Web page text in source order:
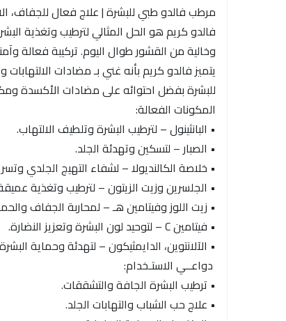
مرطب فالدو طبي للبشرة | علاج فعال للجفاف،
فالدو كريم هو الحل المثالي لترطيب وتغذية
وخالية من القشور طوال اليوم. تركيبة فعالة
يتميز فالدو كريم بأنه غني بـ مضادات
للبشرة بفضل احتوائه على مضادات الأكسدة
المكونات الفعالة:
• البانثينول – لترطيب البشرة وتلطيف الالتهاب.
• الصبار – لتسكين وتهدئة الجلد.
• خلاصة الكالنديولا – لشفاء التهيج الجلدي
• الجلسرين وزيت الزيتون – لترطيب وتغذية
• زيت اللوز وفيتامين هـ – لمحاربة الجفاف
• فيتامين C – لتوحيد لون البشرة وتعزيز النضارة.
• الآلانتوين، الدايمثيكون – لتهدئة وحماية
دواعــي الاستـخدام:
• ترطيب البشرة الجافة والتشققات.
• علاج حب الشباب والتهابات الجلد.